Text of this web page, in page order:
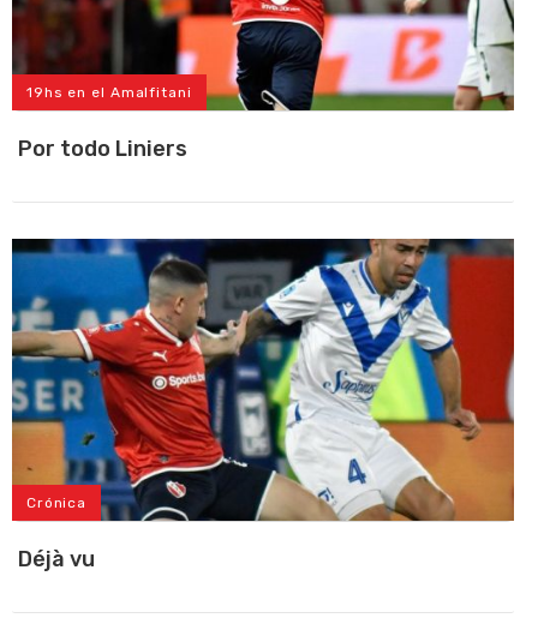
19hs en el Amalfitani
Por todo Liniers
Crónica
Déjà vu